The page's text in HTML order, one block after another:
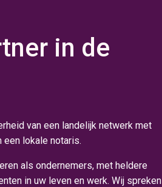
in de
van een landelijk netwerk met
een lokale notaris.
als ondernemers, met heldere
in uw leven en werk. Wij spreken